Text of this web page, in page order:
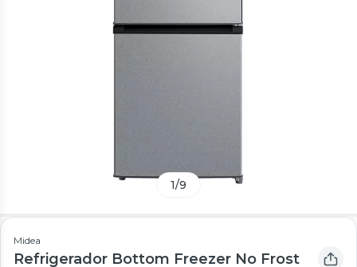
1/9
Midea
Refrigerador Bottom Freezer No Frost